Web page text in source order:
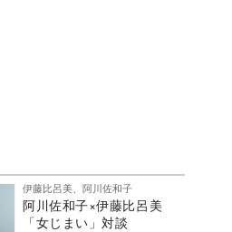
伊藤比呂美、阿川佐和子
阿川佐和子×伊藤比呂美
「女じまい」対談